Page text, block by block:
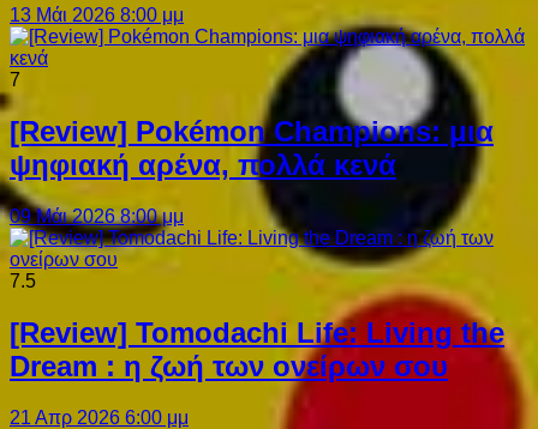
13 Μάι 2026 8:00 μμ
7
[Review] Pokémon Champions: μια
ψηφιακή αρένα, πολλά κενά
09 Μάι 2026 8:00 μμ
7.5
[Review] Tomodachi Life: Living the
Dream : η ζωή των ονείρων σου
21 Απρ 2026 6:00 μμ